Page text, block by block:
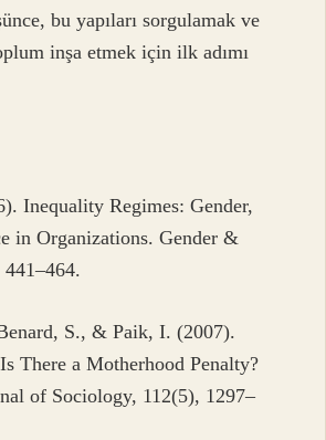
bu yapıları sorgulamak ve
inşa etmek için ilk adımı
Inequality Regimes: Gender,
in Organizations. Gender &
S., & Paik, I. (2007).
There a Motherhood Penalty?
of Sociology, 112(5), 1297–